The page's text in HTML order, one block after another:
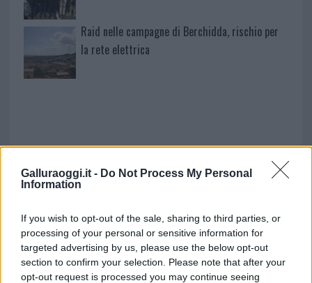
Galluraoggi.it - Do Not Process My Personal
Information
If you wish to opt-out of the sale, sharing to third parties, or
processing of your personal or sensitive information for
targeted advertising by us, please use the below opt-out
section to confirm your selection. Please note that after your
opt-out request is processed you may continue seeing
Raid nelle campagne di Berchidda, rischio per
la rete elettrica
NECROLOGIE
Mario Malu